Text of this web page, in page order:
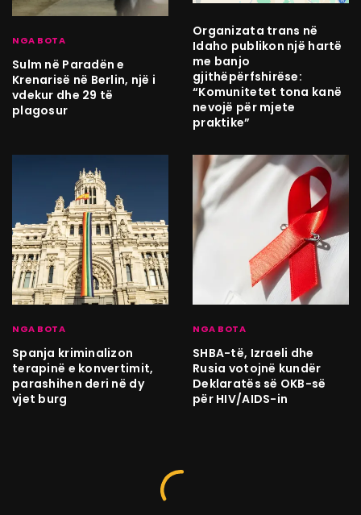
NGA BOTA
Sulm në Paradën e
Krenarisë në Berlin, një i
vdekur dhe 29 të
plagosur
Organizata trans në
Idaho publikon një hartë
me banjo
gjithëpërfshirëse:
“Komunitetet tona kanë
nevojë për mjete
praktike”
NGA BOTA
Spanja kriminalizon
terapinë e konvertimit,
parashihen deri në dy
vjet burg
NGA BOTA
SHBA-të, Izraeli dhe
Rusia votojnë kundër
Deklaratës së OKB-së
për HIV/AIDS-in